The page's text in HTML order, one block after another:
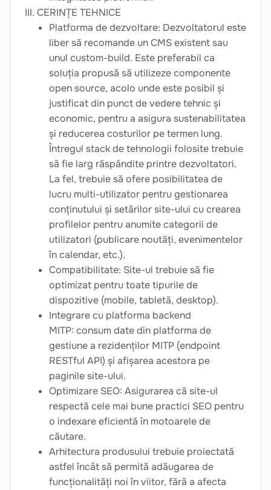
III. CERINȚE TEHNICE
Platforma de dezvoltare: Dezvoltatorul este
liber să recomande un CMS existent sau
unul custom-build. Este preferabil ca
soluția propusă să utilizeze componente
open source, acolo unde este posibil și
justificat din punct de vedere tehnic și
economic, pentru a asigura sustenabilitatea
și reducerea costurilor pe termen lung.
Întregul stack de tehnologii folosite trebuie
să fie larg răspândite printre dezvoltatori.
La fel, trebuie să ofere posibilitatea de
lucru multi-utilizator pentru gestionarea
conținutului și setărilor site-ului cu crearea
profilelor pentru anumite categorii de
utilizatori (publicare noutăți, evenimentelor
în calendar, etc.).
Compatibilitate: Site-ul trebuie să fie
optimizat pentru toate tipurile de
dispozitive (mobile, tabletă, desktop).
Integrare cu platforma backend
MITP: consum date din platforma de
gestiune a rezidenților MITP (endpoint
RESTful API) și afișarea acestora pe
paginile site-ului.
Optimizare SEO: Asigurarea că site-ul
respectă cele mai bune practici SEO pentru
o indexare eficientă în motoarele de
căutare.
Arhitectura produsului trebuie proiectată
astfel încât să permită adăugarea de
funcționalități noi în viitor, fără a afecta